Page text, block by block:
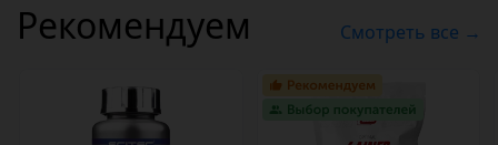
Рекомендуем Смотреть все →